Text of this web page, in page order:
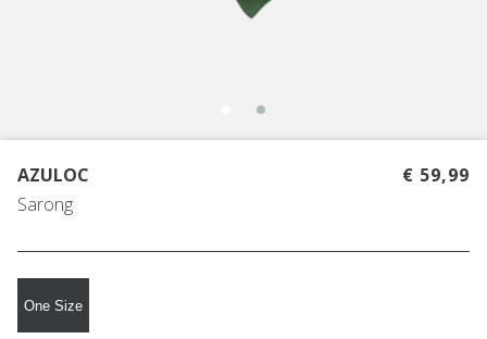
AZULOC
Sarong
€ 59,99
One Size